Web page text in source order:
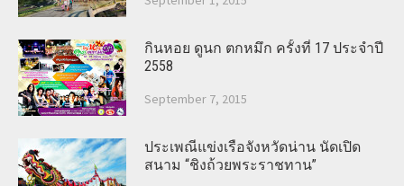
กินหอย ดูนก ตกหมึก ครั้งที่ 17 ประจำปี
2558
September 7, 2015
ประเพณีแข่งเรือจังหวัดน่าน นัดเปิด
สนาม “ชิงถ้วยพระราชทาน”